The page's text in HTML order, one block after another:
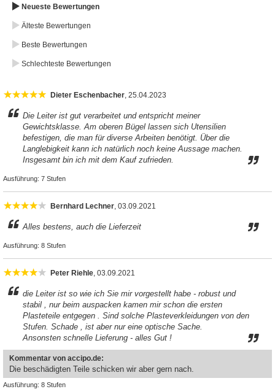
Neueste Bewertungen
Älteste Bewertungen
Beste Bewertungen
Schlechteste Bewertungen
Dieter Eschenbacher, 25.04.2023
Die Leiter ist gut verarbeitet und entspricht meiner
Gewichtsklasse. Am oberen Bügel lassen sich Utensilien
befestigen, die man für diverse Arbeiten benötigt. Über die
Langlebigkeit kann ich natürlich noch keine Aussage machen.
Insgesamt bin ich mit dem Kauf zufrieden.
Ausführung: 7 Stufen
Bernhard Lechner, 03.09.2021
Alles bestens, auch die Lieferzeit
Ausführung: 8 Stufen
Peter Riehle, 03.09.2021
die Leiter ist so wie ich Sie mir vorgestellt habe - robust und
stabil , nur beim auspacken kamen mir schon die ersten
Plasteteile entgegen . Sind solche Plasteverkleidungen von den
Stufen. Schade , ist aber nur eine optische Sache.
Ansonsten schnelle Lieferung - alles Gut !
Kommentar von accipo.de:
Die beschädigten Teile schicken wir aber gern nach.
Ausführung: 8 Stufen